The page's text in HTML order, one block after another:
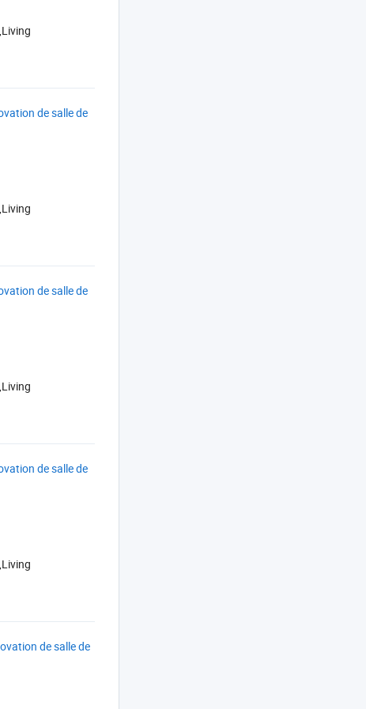
de salle de
de salle de
de salle de
de salle de